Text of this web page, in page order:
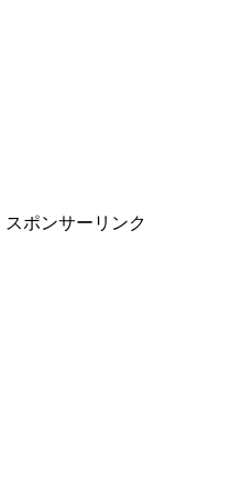
スポンサーリンク